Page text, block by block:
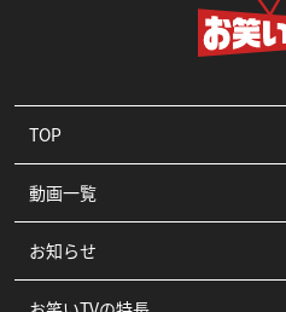
TOP
動画一覧
コント
お知らせ